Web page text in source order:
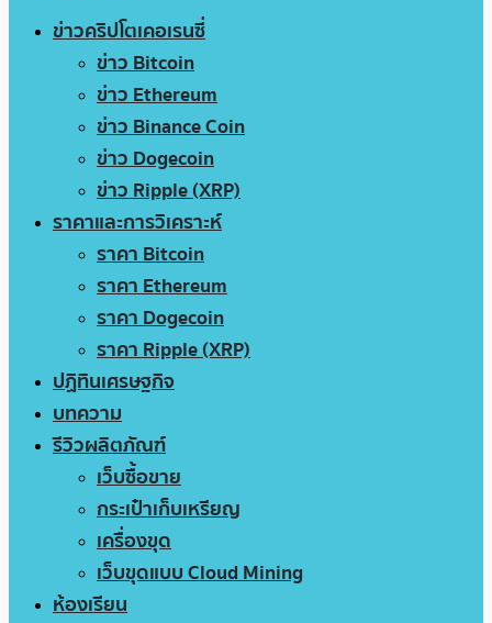
ข่าวคริปโตเคอเรนซี่
ข่าว Bitcoin
ข่าว Ethereum
ข่าว Binance Coin
ข่าว Dogecoin
ข่าว Ripple (XRP)
ราคาและการวิเคราะห์
ราคา Bitcoin
ราคา Ethereum
ราคา Dogecoin
ราคา Ripple (XRP)
ปฏิทินเศรษฐกิจ
บทความ
รีวิวผลิตภัณฑ์
เว็บซื้อขาย
กระเป๋าเก็บเหรียญ
เครื่องขุด
เว็บขุดแบบ Cloud Mining
ห้องเรียน